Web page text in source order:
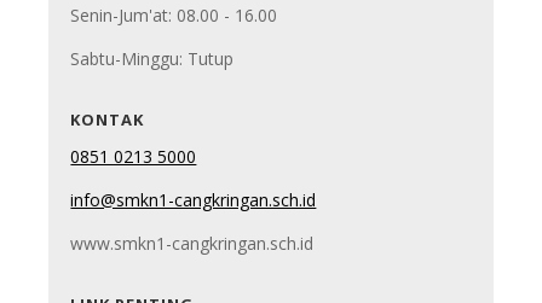
Senin-Jum'at: 08.00 - 16.00
Sabtu-Minggu: Tutup
KONTAK
0851 0213 5000
info@smkn1-cangkringan.sch.id
www.smkn1-cangkringan.sch.id